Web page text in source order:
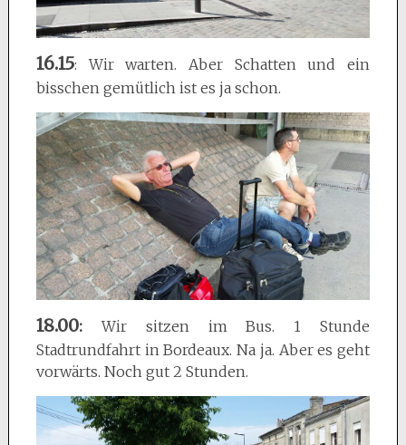
16.15: Wir warten. Aber Schatten und ein
bisschen gemütlich ist es ja schon.
18.00:Wir sitzen im Bus. 1 Stunde
Stadtrundfahrt in Bordeaux. Na ja. Aber es geht
vorwärts. Noch gut 2 Stunden.